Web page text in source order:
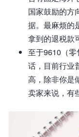
国家鼓励的方
据。最麻烦的
拿到的退税款
至于9610（
话，目前行业
高，除非你是
卖家来说，有